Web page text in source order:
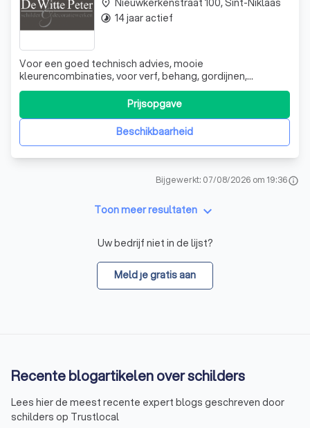
Voor een goed technisch advies, mooie
kleurencombinaties, voor verf, behang, gordijnen,
zonwering en vloerbekleding, … kan je steeds bij ons
materialen krijg je een rijke uitstraling. Uiteraard kan U de
werkzaamheden door onze vakschilders laten u
Beschikbaarheid
Prijsopgave
place Nieuwkerkenstraat 100, Sint-Niklaas
timelapse 14 jaar actief
Bijgewerkt: 07/08/2026 om 19:36info
Toon meer resultaten keyboard_arrow_down
Uw bedrijf niet in de lijst?
Meld je gratis aan
Recente blogartikelen over schilders
Lees hier de meest recente expert blogs geschreven door
schilders op Trustlocal